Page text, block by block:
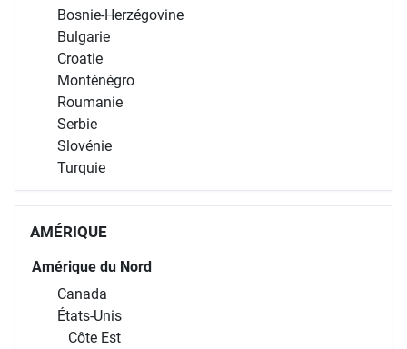
Bosnie-Herzégovine
Bulgarie
Croatie
Monténégro
Roumanie
Serbie
Slovénie
Turquie
AMÉRIQUE
Amérique du Nord
Canada
États-Unis
Côte Est